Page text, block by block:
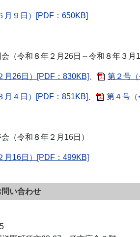
月９日）[PDF：650KB]
（令和８年２月26日～令和８年３月
月26日）[PDF：830KB] 第２号
月４日）[PDF：851KB] 第４号（
（令和８年２月16日）
月16日）[PDF：499KB]
い合わせ